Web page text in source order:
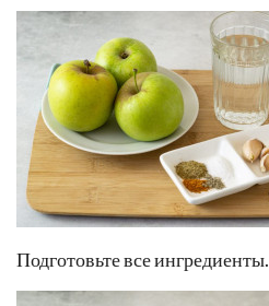
Подготовьте все ингредиенты.